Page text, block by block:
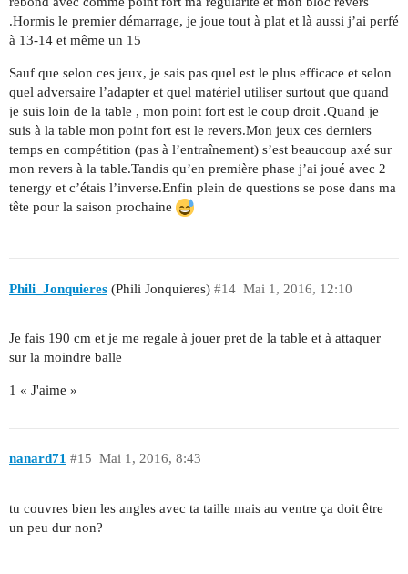
.Hormis le premier démarrage, je joue tout à plat et là aussi j’ai perfé
à 13-14 et même un 15
Sauf que selon ces jeux, je sais pas quel est le plus efficace et selon
quel adversaire l’adapter et quel matériel utiliser surtout que quand
je suis loin de la table , mon point fort est le coup droit .Quand je
suis à la table mon point fort est le revers.Mon jeux ces derniers
temps en compétition (pas à l’entraînement) s’est beaucoup axé sur
mon revers à la table.Tandis qu’en première phase j’ai joué avec 2
tenergy et c’étais l’inverse.Enfin plein de questions se pose dans ma
tête pour la saison prochaine
Phili_Jonquieres (Phili Jonquieres) Mai 1, 2016, 12:10
#14
Je fais 190 cm et je me regale à jouer pret de la table et à attaquer
sur la moindre balle
1 « J'aime »
nanard71 Mai 1, 2016, 8:43
#15
tu couvres bien les angles avec ta taille mais au ventre ça doit être
un peu dur non?